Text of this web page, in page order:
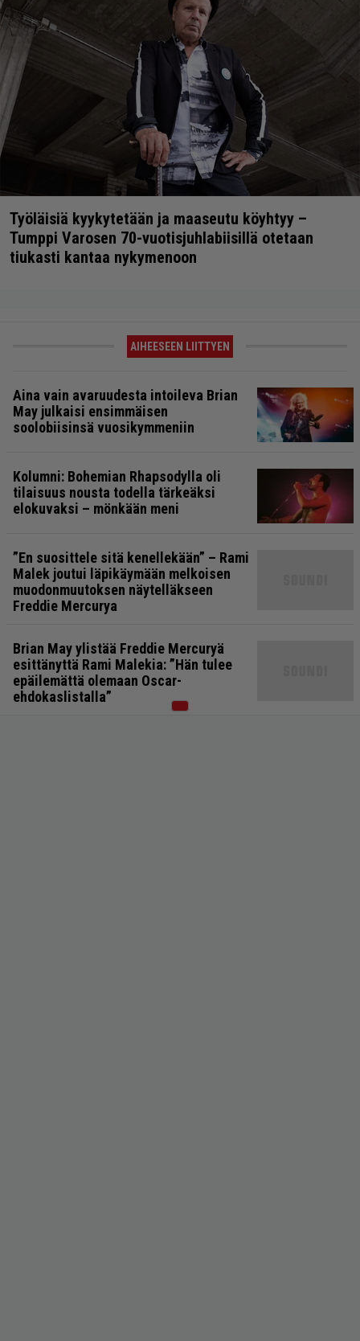
Työläisiä kyykytetään ja maaseutu köyhtyy –
Tumppi Varosen 70-vuotisjuhlabiisillä otetaan
tiukasti kantaa nykymenoon
AIHEESEEN LIITTYEN
Aina vain avaruudesta intoileva Brian
May julkaisi ensimmäisen
soolobiisinsä vuosikymmeniin
Kolumni: Bohemian Rhapsodylla oli
tilaisuus nousta todella tärkeäksi
elokuvaksi – mönkään meni
”En suosittele sitä kenellekään” – Rami
Malek joutui läpikäymään melkoisen
muodonmuutoksen näytelläkseen
Freddie Mercurya
Brian May ylistää Freddie Mercuryä
esittänyttä Rami Malekia: ”Hän tulee
epäilemättä olemaan Oscar-
ehdokaslistalla”